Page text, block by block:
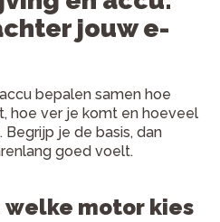
jouw e-
bepalen samen hoe
hoe ver je komt en hoeveel
je de basis, dan
goed voelt.
motor kies